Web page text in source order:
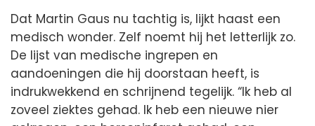
Dat Martin Gaus nu tachtig is, lijkt haast een
medisch wonder. Zelf noemt hij het letterlijk zo.
De lijst van medische ingrepen en
aandoeningen die hij doorstaan heeft, is
indrukwekkend en schrijnend tegelijk. “Ik heb al
zoveel ziektes gehad. Ik heb een nieuwe nier